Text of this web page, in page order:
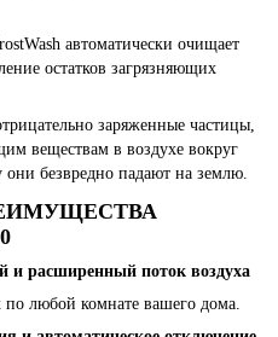
автоматически очищает
остатков загрязняющих
заряженные частицы,
веществам в воздухе вокруг
безвредно падают на землю.
и расширенный поток воздуха
по любой комнате вашего дома.